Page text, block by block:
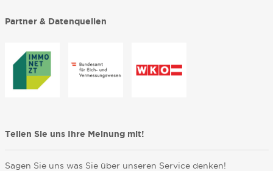
Partner & Datenquellen
Teilen Sie uns Ihre Meinung mit!
Sagen Sie uns was Sie über unseren Service denken!